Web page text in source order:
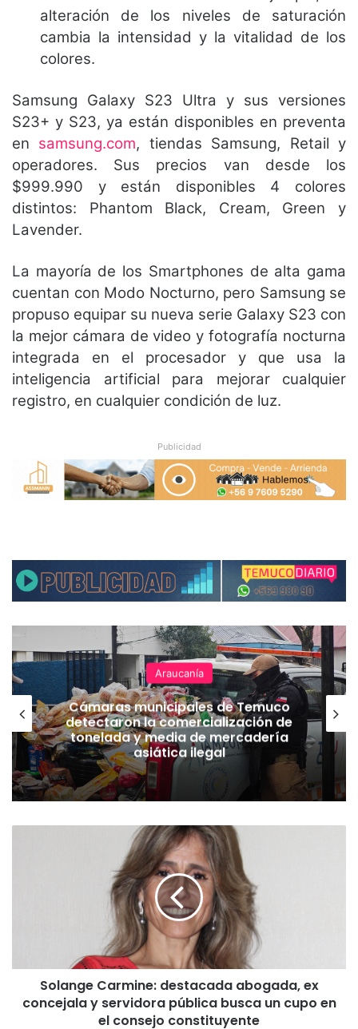
alteración de los niveles de saturación
cambia la intensidad y la vitalidad de los
colores.
Samsung Galaxy S23 Ultra y sus versiones
S23+ y S23, ya están disponibles en preventa
en samsung.com, tiendas Samsung, Retail y
operadores. Sus precios van desde los
$999.990 y están disponibles 4 colores
distintos: Phantom Black, Cream, Green y
Lavender.
La mayoría de los Smartphones de alta gama
cuentan con Modo Nocturno, pero Samsung se
propuso equipar su nueva serie Galaxy S23 con
la mejor cámara de video y fotografía nocturna
integrada en el procesador y que usa la
inteligencia artificial para mejorar cualquier
registro, en cualquier condición de luz.
Publicidad
Araucanía
Cámaras municipales de Temuco
detectaron la comercialización de
tonelada y media de mercadería
asiática ilegal
a
Solange Carmine: destacada abogada, ex
concejala y servidora pública busca un cupo en
el consejo constituyente